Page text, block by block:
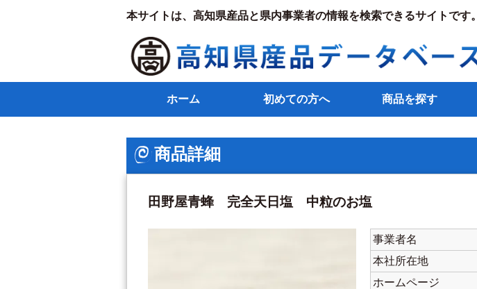
本サイトは、高知県産品と県内事業者の情報を検索できるサイトです。
ホーム 初めての方へ 商品を探す
商品詳細
田野屋青蜂 完全天日塩 中粒のお塩
事業者名
本社所在地
ホームページ